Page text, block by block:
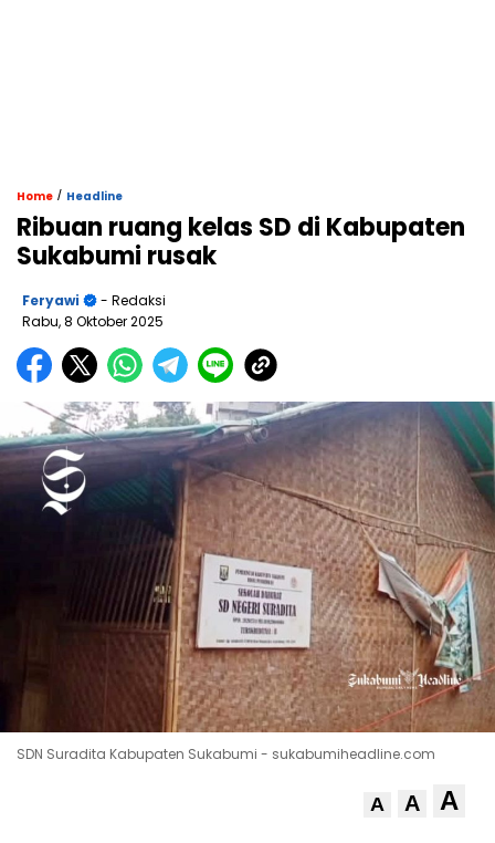
Home / Headline
Ribuan ruang kelas SD di Kabupaten
Sukabumi rusak
Feryawi
- Redaksi
Rabu, 8 Oktober 2025
SDN Suradita Kabupaten Sukabumi - sukabumiheadline.com
A A A